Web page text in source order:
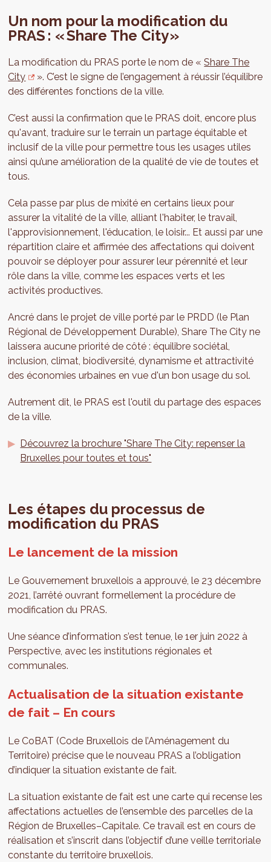
Un nom pour la modification du
PRAS : « Share The City »
La modification du PRAS porte le nom de «Share The
City
». C’est le signe de l’engagement à réussir l’équilibre
des différentes fonctions de la ville.
C’est aussi la confirmation que le PRAS doit, encore plus
qu'avant, traduire sur le terrain un partage équitable et
inclusif de la ville pour permettre tous les usages utiles
ainsi qu’une amélioration de la qualité de vie de toutes et
tous.
Cela passe par plus de mixité en certains lieux pour
assurer la vitalité de la ville, alliant l'habiter, le travail,
l'approvisionnement, l'éducation, le loisir... Et aussi par une
répartition claire et affirmée des affectations qui doivent
pouvoir se déployer pour assurer leur pérennité et leur
rôle dans la ville, comme les espaces verts et les
activités productives.
Ancré dans le projet de ville porté par le PRDD (le Plan
Régional de Développement Durable), Share The City ne
laissera aucune priorité de côté : équilibre sociétal,
inclusion, climat, biodiversité, dynamisme et attractivité
des économies urbaines en vue d'un bon usage du sol.
Autrement dit, le PRAS est l'outil du partage des espaces
de la ville.
Découvrez la brochure "Share The City: repenser la
Bruxelles pour toutes et tous"
Les étapes du processus de
modification du PRAS
Le lancement de la mission
Le Gouvernement bruxellois a approuvé, le 23 décembre
2021, l’arrêté ouvrant formellement la procédure de
modification du PRAS.
Une séance d’information s’est tenue, le 1er juin 2022 à
Perspective, avec les institutions régionales et
communales.
Actualisation de la situation existante
de fait – En cours
Le CoBAT (Code Bruxellois de l’Aménagement du
Territoire) précise que le nouveau PRAS a l’obligation
d’indiquer la situation existante de fait.
La situation existante de fait est une carte qui recense les
affectations actuelles de l’ensemble des parcelles de la
Région de Bruxelles–Capitale. Ce travail est en cours de
réalisation et s’inscrit dans l’objectif d’une veille territoriale
constante du territoire bruxellois.